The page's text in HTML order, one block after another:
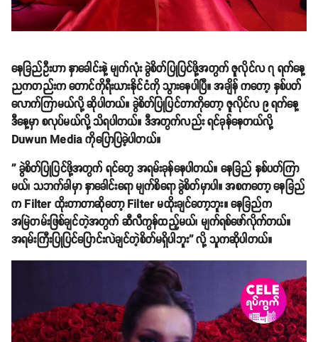
နေခြည်ဦးဟာ နှာခေါင်းနဲ့ မျက်လုံး ခွဲစိတ်ပြုပြင်ဖို့အတွက် ဇူလိုင်လ ၇ ရက်နေ့
ညကတည်းက တောင်ကိုရီးယားနိုင်ငံကို သွားနေပါပြီ။ အချိန် ကတော့ နှစ်ပတ်
လောက်ကြာမယ်လို့ ဆိုပါတယ်။ ခွဲစိတ်ပြုပြင်တာကိုတော့ ဇူလိုင်လ ၉ ရက်နေ့
ဒီနေ့မှာ စလုပ်မယ်လို့ သိရပါတယ်။ ဒီအတွက်လည်း ရင်ခုန်နေတယ်လို့
Duwun Media ကိုပြောပြခဲ့ပါတယ်။
'' ခွဲစိတ်ပြုပြင်ဖို့အတွက် ရင်တွေ အရမ်းခုန်နေပါတယ်။ နေခြည် နှစ်ပတ်ကြာ
မယ်၊ သဘက်ခါမှာ နှာခေါင်းရော မျက်စိရော ခွဲစိတ်မှာပါ။ အစကတော့ နေခြည်
က Filter ထိုးတာတာဆိုတော့ Filter မထိုးချင်တော့ဘူး။ နေခြည်က
အမြဲတမ်းဖြစ်ချင်တဲ့အတွက် ဆီလီကွန်ထည့်မယ်၊ မျက်ရစ်ဖော်လိုက်တယ်။
အရမ်းကြီးပြုပြင်ပြောင်းလဲချင်တဲ့စိတ်မရှိပါဘူး'' လို့ သူကဆိုပါတယ်။